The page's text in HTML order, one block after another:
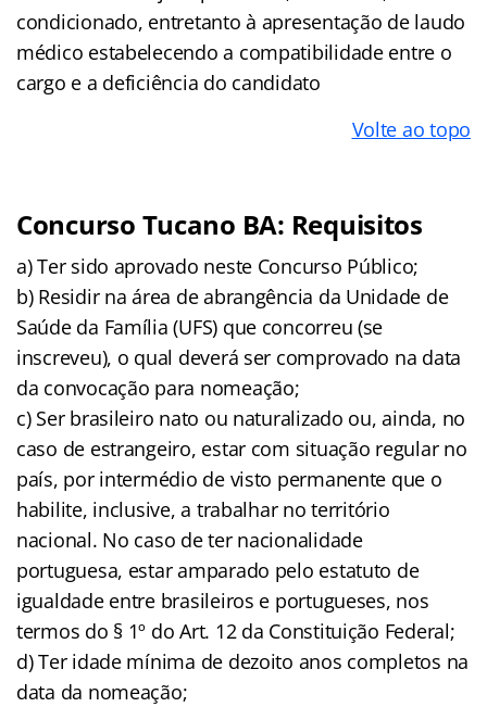
condicionado, entretanto à apresentação de laudo
médico estabelecendo a compatibilidade entre o
cargo e a deficiência do candidato
Volte ao topo
Concurso Tucano BA: Requisitos
a) Ter sido aprovado neste Concurso Público;
b) Residir na área de abrangência da Unidade de
Saúde da Família (UFS) que concorreu (se
inscreveu), o qual deverá ser comprovado na data
da convocação para nomeação;
c) Ser brasileiro nato ou naturalizado ou, ainda, no
caso de estrangeiro, estar com situação regular no
país, por intermédio de visto permanente que o
habilite, inclusive, a trabalhar no território
nacional. No caso de ter nacionalidade
portuguesa, estar amparado pelo estatuto de
igualdade entre brasileiros e portugueses, nos
termos do § 1º do Art. 12 da Constituição Federal;
d) Ter idade mínima de dezoito anos completos na
data da nomeação;